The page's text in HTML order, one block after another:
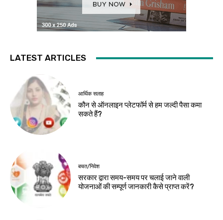
LATEST ARTICLES
आर्थिक सलाह
कौन से ऑनलाइन प्लेटफॉर्म से हम जल्दी पैसा कमा
सकते हैं?
बचत/निवेश
सरकार द्वारा समय-समय पर चलाई जाने वाली
योजनाओं की सम्पूर्ण जानकारी कैसे प्राप्त करें?